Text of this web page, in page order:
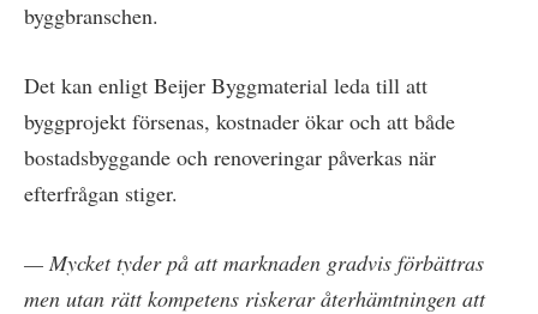
byggbranschen.
Det kan enligt Beijer Byggmaterial leda till att
byggprojekt försenas, kostnader ökar och att både
bostadsbyggande och renoveringar påverkas när
efterfrågan stiger.
— Mycket tyder på att marknaden gradvis förbättras
men utan rätt kompetens riskerar återhämtningen att